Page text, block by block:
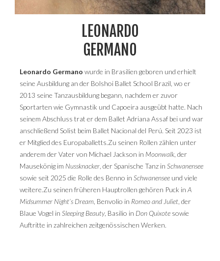
LEONARDO
GERMANO
Leonardo Germano wurde in Brasilien geboren und erhielt
seine Ausbildung an der Bolshoi Ballet School Brazil, wo er
2013 seine Tanzausbildung begann, nachdem er zuvor
Sportarten wie Gymnastik und Capoeira ausgeübt hatte. Nach
seinem Abschluss trat er dem Ballet Adriana Assaf bei und war
anschließend Solist beim Ballet Nacional del Perú. Seit 2023 ist
er Mitglied des Europaballetts.Zu seinen Rollen zählen unter
anderem der Vater von Michael Jackson in Moonwalk , der
Mausekönig im Nussknacker , der Spanische Tanz in Schwanensee
sowie seit 2025 die Rolle des Benno in Schwanensee und viele
weitere.Zu seinen früheren Hauptrollen gehören Puck in A
Midsummer Night’s Dream , Benvolio in Romeo and Juliet , der
Blaue Vogel in Sleeping Beauty, Basilio in Don Quixote sowie
Auftritte in zahlreichen zeitgenössischen Werken.